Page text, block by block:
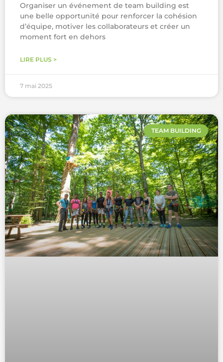
Organiser un événement de team building est
une belle opportunité pour renforcer la cohésion
d’équipe, motiver les collaborateurs et créer un
moment fort en dehors
LIRE PLUS >
7 mai 2025
TEAM BUILDING